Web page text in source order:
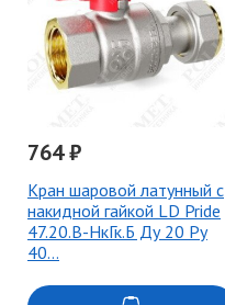
764 ₽
Кран шаровой латунный с
накидной гайкой LD Pride
47.20.В-НкГк.Б Ду 20 Ру
40…